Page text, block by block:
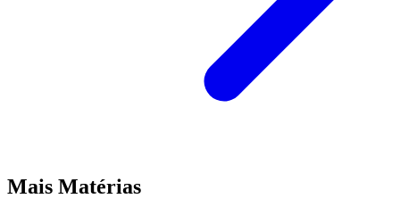
Mais Matérias